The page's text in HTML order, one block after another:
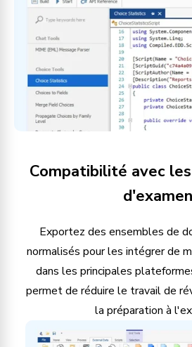
Compatibilité avec
d'examen
Exportez des ensembles de
normalisés pour les intégrer de
dans les principales
permet de réduire le travail de
la préparation à